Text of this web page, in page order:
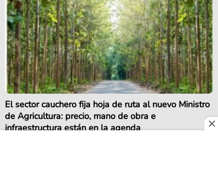
El sector cauchero fija hoja de ruta al nuevo Ministro
de Agricultura: precio, mano de obra e
infraestructura están en la agenda